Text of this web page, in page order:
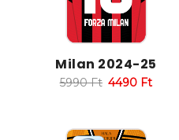
Milan 2024-25
5990Ft 4490 Ft